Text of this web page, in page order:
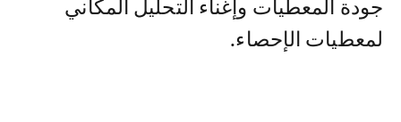
جودة المعطيات وإغناء التحليل المكاني
لمعطيات الإحصاء.